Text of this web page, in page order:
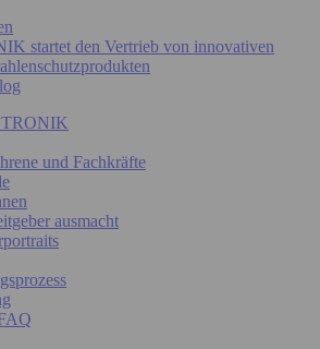
startet den Vertrieb von innovativen
und Fachkräfte
ausmacht